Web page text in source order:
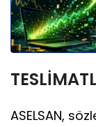
ASELSAN,